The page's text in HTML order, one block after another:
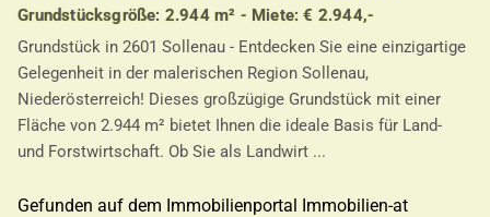
Grundstücksgröße: 2.944 m² - Miete: € 2.944,-
Grundstück in 2601 Sollenau - Entdecken Sie eine einzigartige
Gelegenheit in der malerischen Region Sollenau,
Niederösterreich! Dieses großzügige Grundstück mit einer
Fläche von 2.944 m² bietet Ihnen die ideale Basis für Land-
und Forstwirtschaft. Ob Sie als Landwirt ...
Gefunden auf dem Immobilienportal Immobilien-at